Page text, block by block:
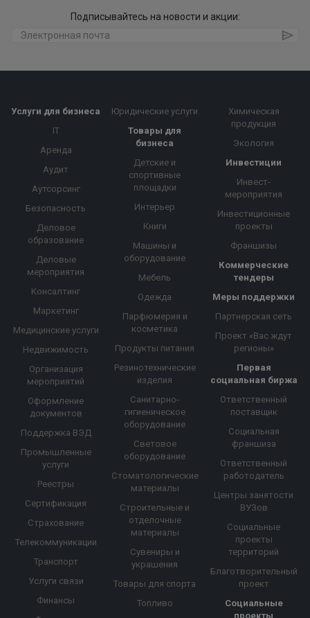
Подписывайтесь на новости и акции:
Услуги для бизнеса
IT
Аренда
Аудит
Аутсорсинг
Безопасность
Деловое
образование
Деловые
мероприятия
Консалтинг
Маркетинг
Медицинские услуги
Недвижимость
Организация
мероприятий
Оформление
документов
Поддержка ВЭД
Промышленные
услуги
Реестры
Сертификация
Страхование
Телекоммуникации
Транспорт
Услуги связи
Финансы
Юридические услуги
Товары для
бизнеса
Детские и
спортивные
площадки
Интерьер
Книги
Машины и
оборудование
Мебель
Одежда
Парфюмерия и
косметика
Продукты питания
Резинотехнические
изделия
Санитарно-
гигиеническое
оборудование
Световое
оборудование
Стоматологические
материалы
Строительные и
отделочные
материалы
Сувениры и
украшения
Товары для спорта
Топливо
Химическая
продукция
Экология
Инвестиции
Инвест-
мероприятия
Инвестиционные
проекты
Франшизы
Коммерческие
тендеры
Меры поддержки
Партнерская сеть
Проект «Вас ждут
регионы»
Первая
социальная биржа
Ответственный
поставщик
Социальная
франшиза
Ответственный
работодатель
Центры занятости
ВУЗов
Социальные
проекты
территорий
Благотворительный
проект
Социальные
проекты